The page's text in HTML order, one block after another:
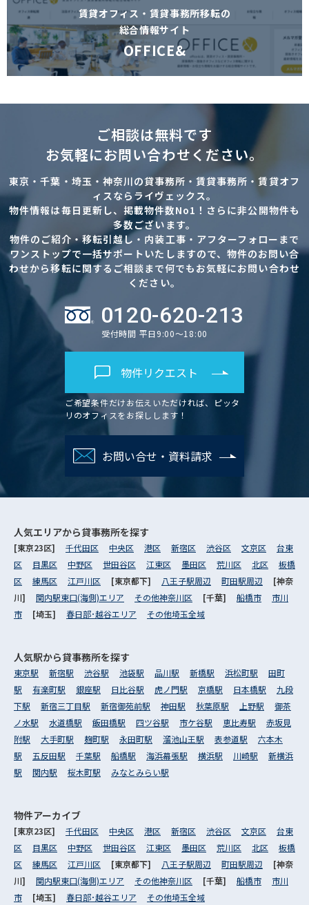
賃貸オフィス・賃貸事務所移転の
総合情報サイト
OFFICE&
ご相談は無料です
お気軽にお問い合わせください。
東京・千葉・埼玉・神奈川の貸事務所・賃貸事務所・賃貸オフ
ィスならライヴェックス。
物件情報は毎日更新し、掲載物件数No1！さらに非公開物件も
多数ございます。
物件のご紹介・移転引越し・内装工事・アフターフォローまで
ワンストップで一括サポートいたしますので、物件のお問い合
わせから移転に関するご相談まで何でもお気軽にお問い合わせ
ください。
0120-620-213
受付時間 平日9:00～18:00
物件リクエスト
ご希望条件だけお伝えいただければ、ピッタ
リのオフィスをお探しします！
お問い合せ・資料請求
人気エリアから貸事務所を探す
[東京23区] 千代田区 中央区 港区 新宿区 渋谷区 文京区
台東
区
目黒区 中野区 世田谷区 江東区 墨田区 荒川区 北区
板橋
区
練馬区 江戸川区 [東京都下] 八王子駅周辺 町田駅周辺
[神奈
川] 関内駅東口(海側)エリア その他神奈川区 [千葉] 船橋市
市川
市
[埼玉] 春日部･越谷エリア その他埼玉全域
人気駅から貸事務所を探す
東京駅 新宿駅 渋谷駅 池袋駅 品川駅 新橋駅 浜松町駅
田町
駅
有楽町駅 銀座駅 日比谷駅 虎ノ門駅 京橋駅 日本橋駅
九段
下駅
新宿三丁目駅 新宿御苑前駅 神田駅 秋葉原駅 上野駅
御茶
ノ水駅
水道橋駅 飯田橋駅 四ツ谷駅 市ケ谷駅 恵比寿駅
赤坂見
附駅
大手町駅 麹町駅 永田町駅 溜池山王駅 表参道駅
六本木
駅
五反田駅 千葉駅 船橋駅 海浜幕張駅 横浜駅 川崎駅
新横浜
駅
関内駅 桜木町駅 みなとみらい駅
物件アーカイブ
[東京23区] 千代田区 中央区 港区 新宿区 渋谷区 文京区
台東
区
目黒区 中野区 世田谷区 江東区 墨田区 荒川区 北区
板橋
区
練馬区 江戸川区 [東京都下] 八王子駅周辺 町田駅周辺
[神奈
川] 関内駅東口(海側)エリア その他神奈川区 [千葉] 船橋市
市川
市
[埼玉] 春日部･越谷エリア その他埼玉全域